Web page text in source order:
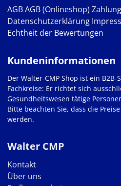
AGBAGB (Onlineshop)
Datenschutzerklärung
Echtheit der Bewertungen
Walter CMP
Kontakt
Über uns
Kundeninformationen
Der Walter-CMP Shop ist ein
Fachkreise: Er richtet sich
Gesundheitswesen tätige
Bitte beachten Sie, dass die
werden.